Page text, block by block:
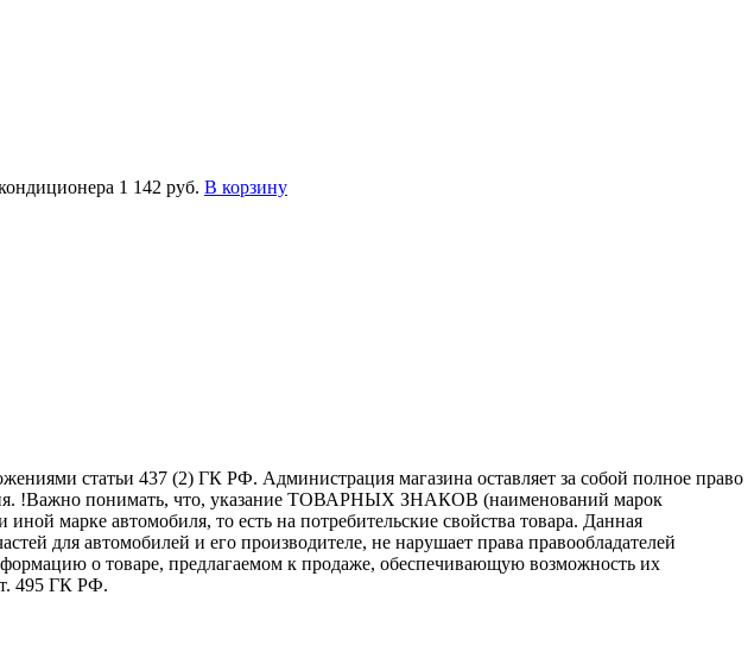
1 142 руб. В корзину
статьи 437 (2) ГК РФ. Администрация магазина оставляет за собой полное право
!Важно понимать, что, указание ТОВАРНЫХ ЗНАКОВ (наименований марок
марке автомобиля, то есть на потребительские свойства товара. Данная
для автомобилей и его производителе, не нарушает права правообладателей
о товаре, предлагаемом к продаже, обеспечивающую возможность их
495 ГК РФ.